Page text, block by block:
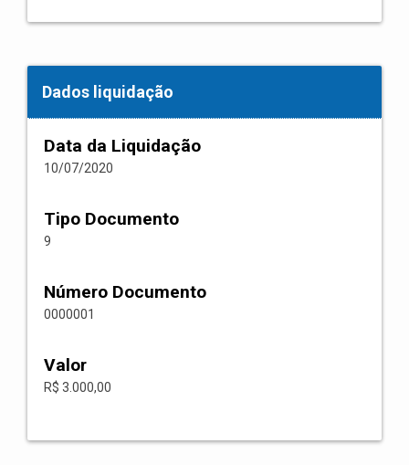
Dados liquidação
Data da Liquidação
10/07/2020
Tipo Documento
9
Número Documento
0000001
Valor
R$ 3.000,00